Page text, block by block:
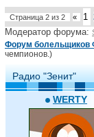
Страница 2 из 2 « 1
Модератор форума:
Форум болельщиков
чемпионов.)
Радио "Зенит"
WERTY